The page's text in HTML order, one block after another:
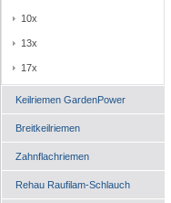
10x
13x
17x
Keilriemen GardenPower
Breitkeilriemen
Zahnflachriemen
Rehau Raufilam-Schlauch